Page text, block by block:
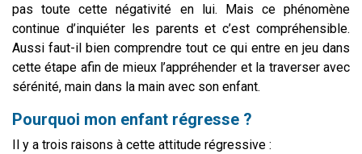
pas toute cette négativité en lui. Mais ce phénomène
continue d’inquiéter les parents et c’est compréhensible.
Aussi faut-il bien comprendre tout ce qui entre en jeu dans
cette étape afin de mieux l’appréhender et la traverser avec
sérénité, main dans la main avec son enfant.
Pourquoi mon enfant régresse ?
Il y a trois raisons à cette attitude régressive :